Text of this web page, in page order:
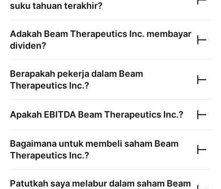
suku tahuan terakhir?
Adakah Beam Therapeutics Inc. membayar
dividen?
Berapakah pekerja dalam Beam
Therapeutics Inc.?
Apakah EBITDA Beam Therapeutics Inc.?
Bagaimana untuk membeli saham Beam
Therapeutics Inc.?
Patutkah saya melabur dalam saham Beam